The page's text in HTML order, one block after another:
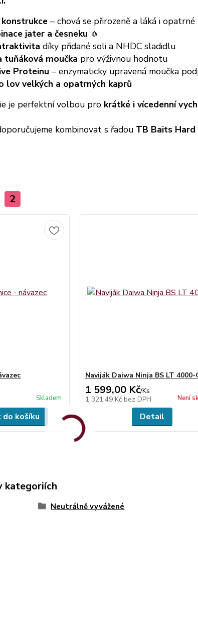
– chová se přirozeně a láká i
jater a česneku 🧄
díky přidané soli a NHDC sladidlu
tuňáková moučka pro výživnou hodnotu
Proteinu – enzymaticky upravená moučka
lov velkých a opatrných kaprů
je perfektní volbou pro krátké i vícedenní
kombinovat s řadou TB Baits
2
Skladem
do košíku
Naviják Daiwa Ninja BS LT 4000-
1 599,00 Kč/Ks
1 321,49 Kč bez DPH Není
Detail
kategoriích
Neutrálně vyvážené